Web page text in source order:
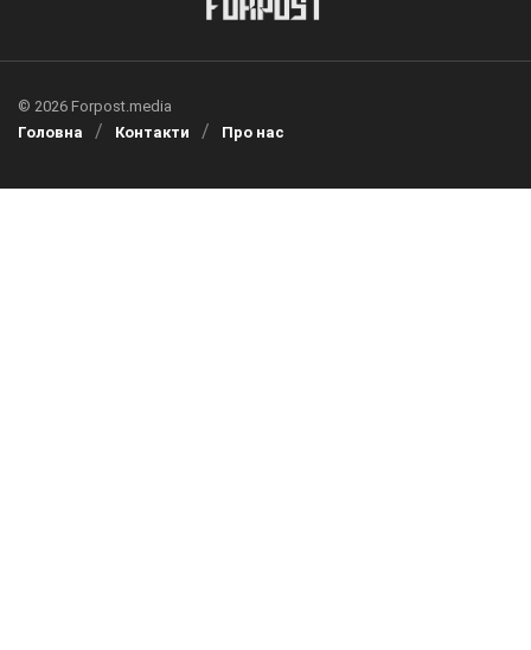
© 2026 Forpost.media
Головна
Контакти Про нас